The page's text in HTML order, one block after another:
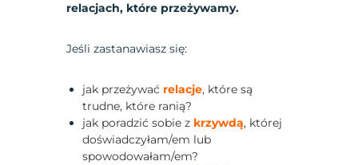
relacjach, które przeżywamy.
Jeśli zastanawiasz się:
jak przeżywać relacje, które są
trudne, które ranią?
jak poradzić sobie z krzywdą, której
doświadczyłam/em lub
spowodowałam/em?